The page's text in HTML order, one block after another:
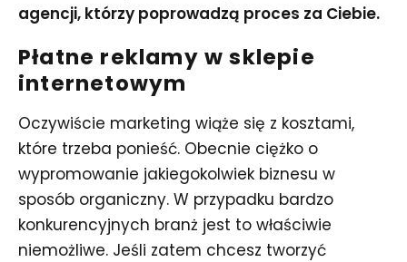
agencji, którzy poprowadzą proces za Ciebie.
Płatne reklamy w sklepie
internetowym
Oczywiście marketing wiąże się z kosztami,
które trzeba ponieść. Obecnie ciężko o
wypromowanie jakiegokolwiek biznesu w
sposób organiczny. W przypadku bardzo
konkurencyjnych branż jest to właściwie
niemożliwe. Jeśli zatem chcesz tworzyć